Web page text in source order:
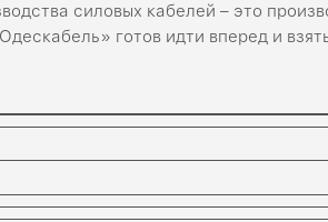
силовых кабелей – это
готов идти вперед и